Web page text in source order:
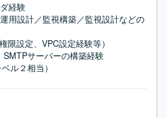
経験
用設計／監視構築／監視設計などの
限設定、VPC設定経験等）
SMTPサーバーの構築経験
ル２相当）